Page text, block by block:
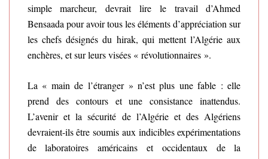
simple marcheur, devrait lire le travail d’Ahmed
Bensaada pour avoir tous les éléments d’appréciation sur
les chefs désignés du hirak, qui mettent l’Algérie aux
enchères, et sur leurs visées « révolutionnaires ».
La « main de l’étranger » n’est plus une fable : elle
prend des contours et une consistance inattendus.
L’avenir et la sécurité de l’Algérie et des Algériens
devraient-ils être soumis aux indicibles expérimentations
de laboratoires américains et occidentaux de la